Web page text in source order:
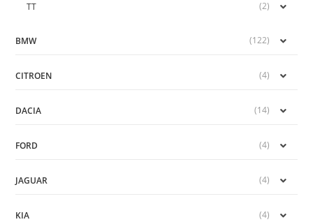
TT (2)
BMW (122)
CITROEN (4)
DACIA (14)
FORD (4)
JAGUAR (4)
KIA (4)